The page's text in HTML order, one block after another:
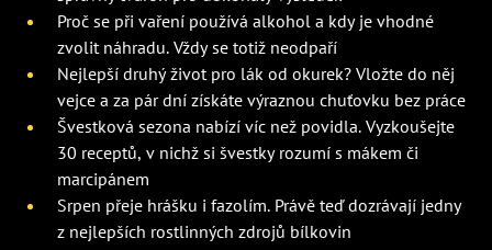
Proč se při vaření používá alkohol a kdy je vhodné
zvolit náhradu. Vždy se totiž neodpaří
Nejlepší druhý život pro lák od okurek? Vložte do něj
vejce a za pár dní získáte výraznou chuťovku bez práce
Švestková sezona nabízí víc než povidla. Vyzkoušejte
30 receptů, v nichž si švestky rozumí s mákem či
marcipánem
Srpen přeje hrášku i fazolím. Právě teď dozrávají jedny
z nejlepších rostlinných zdrojů bílkovin